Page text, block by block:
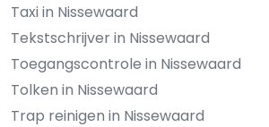
Taxi in Nissewaard
Tekstschrijver in Nissewaard
Toegangscontrole in Nissewaard
Tolken in Nissewaard
Trap reinigen in Nissewaard